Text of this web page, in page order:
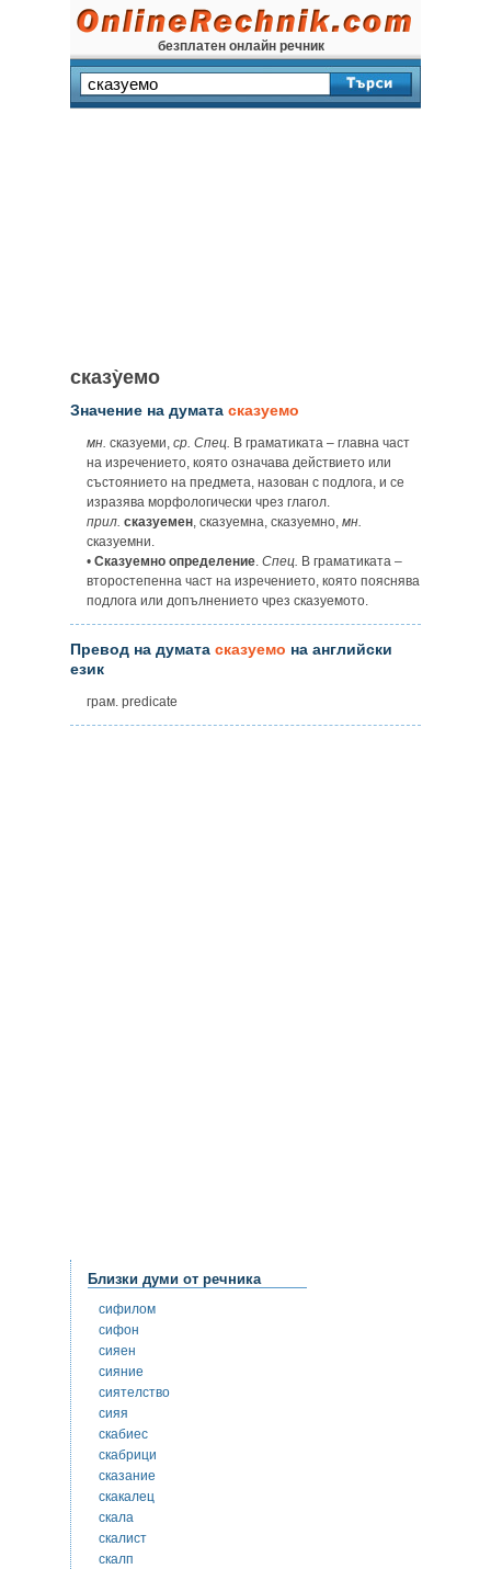
безплатен онлайн речник
сказу̀емо
Значение на думата сказуемо
мн. сказуеми, ср. Спец. В граматиката – главна част
на изречението, която означава действието или
състоянието на предмета, назован с подлога, и се
изразява морфологически чрез глагол.
прил. сказуемен, сказуемна, сказуемно, мн.
сказуемни.
• Сказуемно определение. Спец. В граматиката –
второстепенна част на изречението, която пояснява
подлога или допълнението чрез сказуемото.
Превод на думата сказуемо на английски
език
грам. predicate
Близки думи от речника
сифилом
сифон
сияен
сияние
сиятелство
сияя
скабиес
скабрици
сказание
скакалец
скала
скалист
скалп